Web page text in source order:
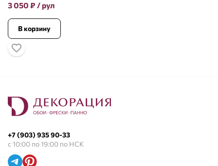
3 050 ₽ / рул
В корзину
+7 (903) 935 90-33
с 10:00 по 19:00 по НСК